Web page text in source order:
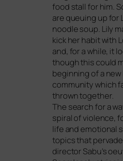
food stall for him.
are queu­ing up for
nood­le soup. Lily
kick her habit with
and, for a while, it
though this could
begin­ning of a
com­mu­ni­ty which
thrown together.
The search for a
spi­ral of vio­lence,
life and emo­tio­nal
topics that
direc­tor Sabu’s